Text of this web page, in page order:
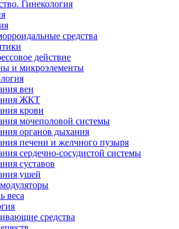
Гинекология
средства
действие
и микроэлементы
вен
ЖКТ
крови
мочеполовой системы
органов дыхания
печени и желчного пузыря
сердечно-сосудистой системы
суставов
ушей
веса
средства